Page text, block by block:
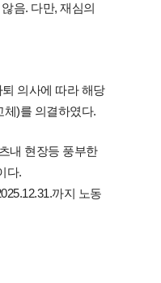
음. 다만, 재심의
의사에 따라 해당
)를 의결하였다.
내 현장등 풍부한
다.
까지 노동